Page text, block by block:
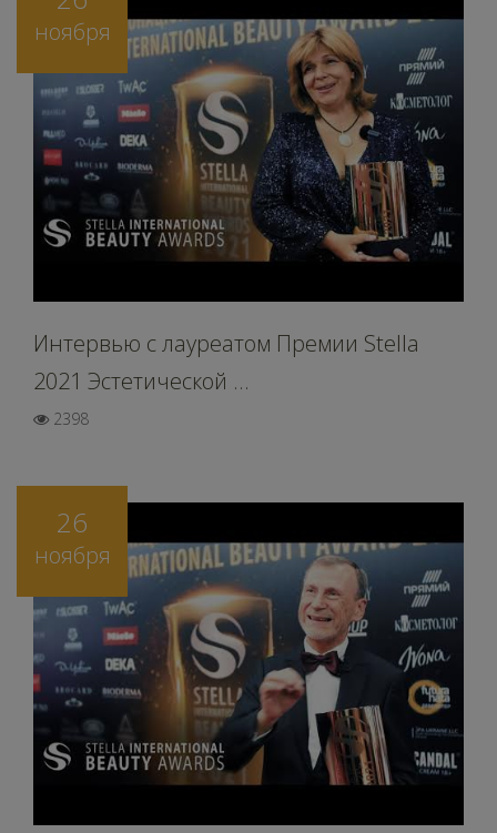
ноября
Интервью c лауреатом Премии Stella
2021 Эстетической ...
2398
26
ноября